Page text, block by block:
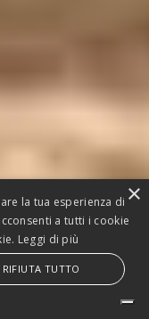
×
la tua esperienza di
a tutti i cookie
Leggi di più
RIFIUTA TUTTO